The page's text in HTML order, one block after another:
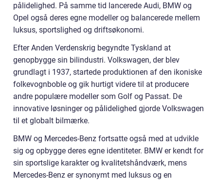
pålidelighed. På samme tid lancerede Audi, BMW og
Opel også deres egne modeller og balancerede mellem
luksus, sportslighed og driftsøkonomi.
Efter Anden Verdenskrig begyndte Tyskland at
genopbygge sin bilindustri. Volkswagen, der blev
grundlagt i 1937, startede produktionen af den ikoniske
folkevognboble og gik hurtigt videre til at producere
andre populære modeller som Golf og Passat. De
innovative løsninger og pålidelighed gjorde Volkswagen
til et globalt bilmærke.
BMW og Mercedes-Benz fortsatte også med at udvikle
sig og opbygge deres egne identiteter. BMW er kendt for
sin sportslige karakter og kvalitetshåndværk, mens
Mercedes-Benz er synonymt med luksus og en